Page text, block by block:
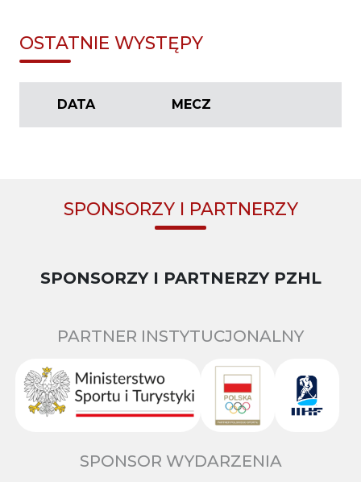
OSTATNIE WYSTĘPY
DATA MECZ
SPONSORZY I PARTNERZY
SPONSORZY I PARTNERZY PZHL
PARTNER INSTYTUCJONALNY
SPONSOR WYDARZENIA